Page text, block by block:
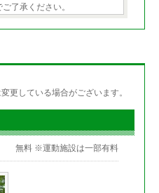
ご了承ください。
更している場合がございます。
無料 ※運動施設は一部有料